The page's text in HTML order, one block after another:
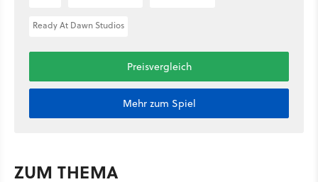
Ready At Dawn Studios
Preisvergleich
Mehr zum Spiel
ZUM THEMA